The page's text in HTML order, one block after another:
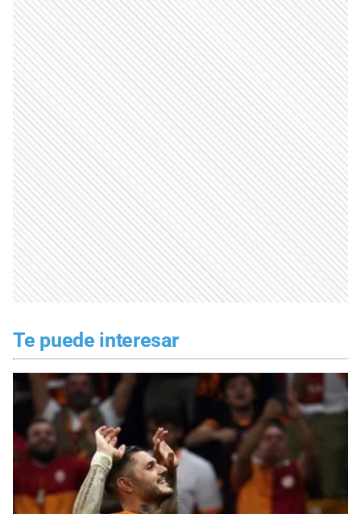
Te puede interesar